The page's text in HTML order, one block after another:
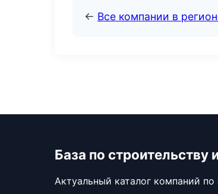
← Все компании в
База по строительству
Актуальный каталог компаний по